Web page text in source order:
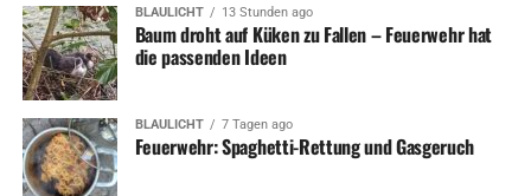
BLAULICHT 13 Stunden ago
Baum droht auf Küken zu Fallen – Feuerwehr hat
die passenden Ideen
BLAULICHT 7 Tagen ago
Feuerwehr: Spaghetti-Rettung und Gasgeruch